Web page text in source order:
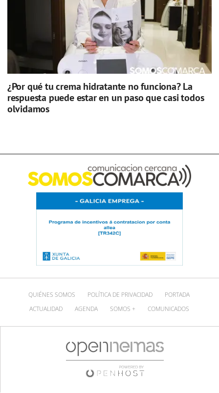
¿Por qué tu crema hidratante no funciona? La
respuesta puede estar en un paso que casi todos
olvidamos
QUIÉNES SOMOS POLÍTICA DE PRIVACIDAD
PORTADA
ACTUALIDAD
AGENDA SOMOS + COMUNICADOS